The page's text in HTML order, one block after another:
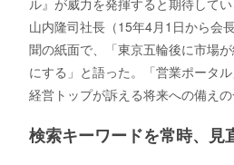
山内隆司社長（15年4月1日から会
聞の紙面で、「東京五輪後に市場
にする」と語った。「営業ポータ
経営トップが訴える将来への備えの
検索キーワードを常時、見